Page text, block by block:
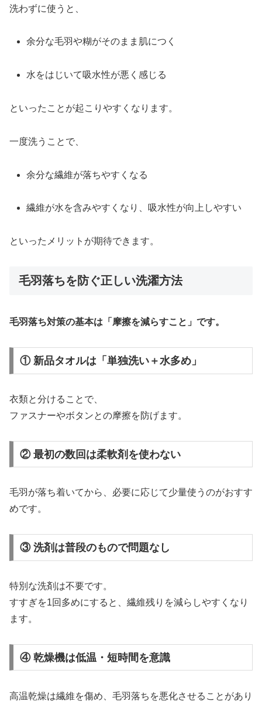
洗わずに使うと、
余分な毛羽や糊がそのまま肌につく
水をはじいて吸水性が悪く感じる
といったことが起こりやすくなります。
一度洗うことで、
余分な繊維が落ちやすくなる
繊維が水を含みやすくなり、吸水性が向上しやすい
といったメリットが期待できます。
毛羽落ちを防ぐ正しい洗濯方法
毛羽落ち対策の基本は「摩擦を減らすこと」です。
① 新品タオルは「単独洗い＋水多め」
衣類と分けることで、
ファスナーやボタンとの摩擦を防げます。
② 最初の数回は柔軟剤を使わない
毛羽が落ち着いてから、必要に応じて少量使うのがおすす
めです。
③ 洗剤は普段のもので問題なし
特別な洗剤は不要です。
すすぎを1回多めにすると、繊維残りを減らしやすくなり
ます。
④ 乾燥機は低温・短時間を意識
高温乾燥は繊維を傷め、毛羽落ちを悪化させることがあり